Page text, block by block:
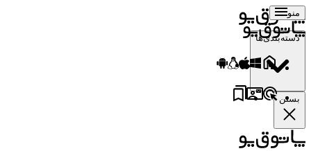
منو
دسته‌بندی‌ها
بستن